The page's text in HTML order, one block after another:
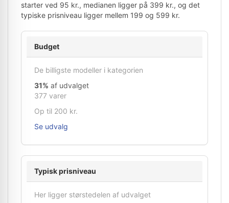
starter ved 95 kr., medianen ligger på 399 kr., og det
typiske prisniveau ligger mellem 199 og 599 kr.
Budget
De billigste modeller i kategorien
31% af udvalget
377 varer
Op til 200 kr.
Se udvalg
Typisk prisniveau
Her ligger størstedelen af udvalget